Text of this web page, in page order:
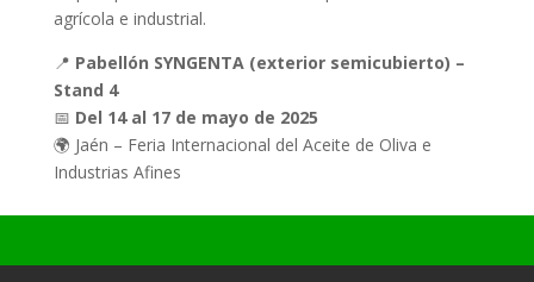
agrícola e industrial.
📍 Pabellón SYNGENTA (exterior semicubierto) –
Stand 4
📅 Del 14 al 17 de mayo de 2025
🌍 Jaén – Feria Internacional del Aceite de Oliva e
Industrias Afines